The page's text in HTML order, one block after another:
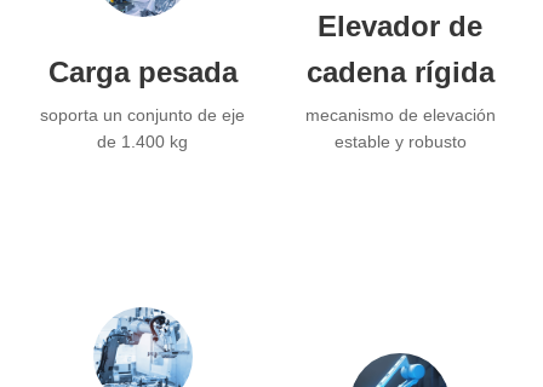
Carga pesada
soporta un conjunto de eje
de 1.400 kg
Elevador de
cadena rígida
mecanismo de elevación
estable y robusto